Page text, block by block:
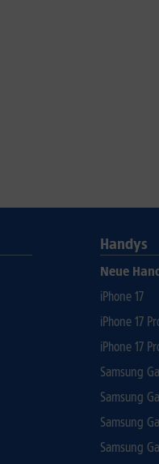
Handys
Neue
iPhone 17
iPhone 17
iPhone 17
Samsung
Samsung
Samsung
Samsung